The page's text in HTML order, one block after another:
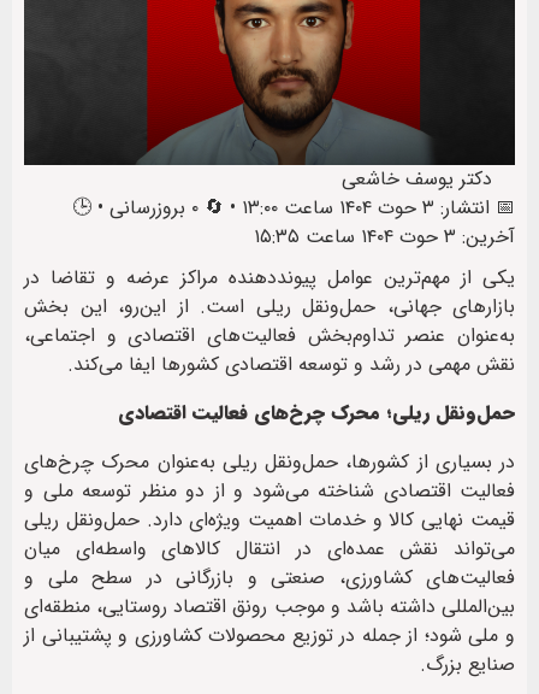
دکتر یوسف خاشعی
📅 انتشار: ۳ حوت ۱۴۰۴ ساعت ۱۳:۰۰ • 🔄 ۰ بروزرسانی • 🕒
آخرین: ۳ حوت ۱۴۰۴ ساعت ۱۵:۳۵
یکی از مهم‌ترین عوامل پیونددهنده مراکز عرضه و تقاضا در
بازارهای جهانی، حمل‌ونقل ریلی است. از این‌رو، این بخش
به‌عنوان عنصر تداوم‌بخش فعالیت‌های اقتصادی و اجتماعی،
نقش مهمی در رشد و توسعه اقتصادی کشورها ایفا می‌کند.
حمل‌ونقل ریلی؛ محرک چرخ‌های فعالیت اقتصادی
در بسیاری از کشورها، حمل‌ونقل ریلی به‌عنوان محرک چرخ‌های
فعالیت اقتصادی شناخته می‌شود و از دو منظر توسعه ملی و
قیمت نهایی کالا و خدمات اهمیت ویژه‌ای دارد. حمل‌ونقل ریلی
می‌تواند نقش عمده‌ای در انتقال کالاهای واسطه‌ای میان
فعالیت‌های کشاورزی، صنعتی و بازرگانی در سطح ملی و
بین‌المللی داشته باشد و موجب رونق اقتصاد روستایی، منطقه‌ای
و ملی شود؛ از جمله در توزیع محصولات کشاورزی و پشتیبانی از
صنایع بزرگ.